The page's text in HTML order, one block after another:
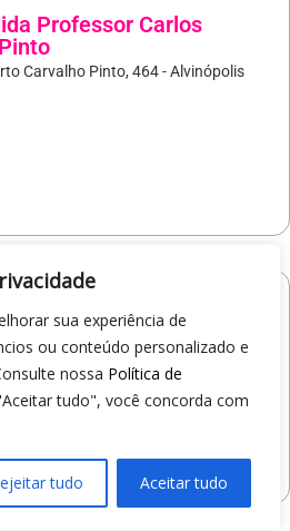
sua experiência de
ou conteúdo personalizado e
nossa Política de
tudo", você concorda com
tudo Aceitar tudo
Professor Carlos
Carvalho Pinto, 464 - Alvinópolis
Praça Nova
6000 - Jardim Guanabara